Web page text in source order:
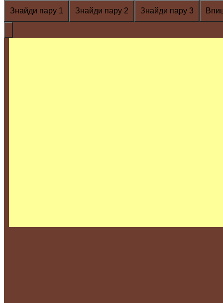
Знайди пару 1
Знайди пару 2 Знайди пару 3